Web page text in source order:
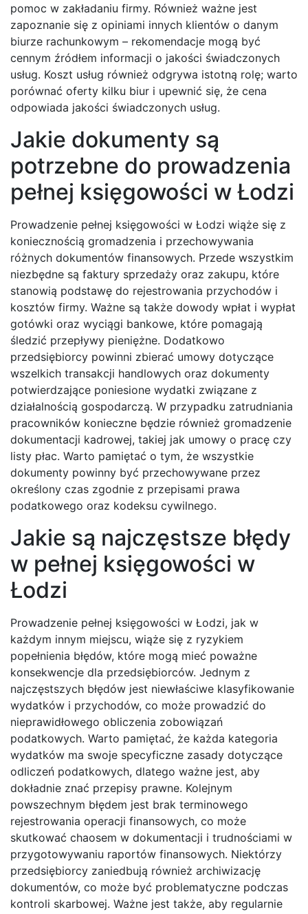
pomoc w zakładaniu firmy. Również ważne jest
zapoznanie się z opiniami innych klientów o danym
biurze rachunkowym – rekomendacje mogą być
cennym źródłem informacji o jakości świadczonych
usług. Koszt usług również odgrywa istotną rolę; warto
porównać oferty kilku biur i upewnić się, że cena
odpowiada jakości świadczonych usług.
Jakie dokumenty są
potrzebne do prowadzenia
pełnej księgowości w Łodzi
Prowadzenie pełnej księgowości w Łodzi wiąże się z
koniecznością gromadzenia i przechowywania
różnych dokumentów finansowych. Przede wszystkim
niezbędne są faktury sprzedaży oraz zakupu, które
stanowią podstawę do rejestrowania przychodów i
kosztów firmy. Ważne są także dowody wpłat i wypłat
gotówki oraz wyciągi bankowe, które pomagają
śledzić przepływy pieniężne. Dodatkowo
przedsiębiorcy powinni zbierać umowy dotyczące
wszelkich transakcji handlowych oraz dokumenty
potwierdzające poniesione wydatki związane z
działalnością gospodarczą. W przypadku zatrudniania
pracowników konieczne będzie również gromadzenie
dokumentacji kadrowej, takiej jak umowy o pracę czy
listy płac. Warto pamiętać o tym, że wszystkie
dokumenty powinny być przechowywane przez
określony czas zgodnie z przepisami prawa
podatkowego oraz kodeksu cywilnego.
Jakie są najczęstsze błędy
w pełnej księgowości w
Łodzi
Prowadzenie pełnej księgowości w Łodzi, jak w
każdym innym miejscu, wiąże się z ryzykiem
popełnienia błędów, które mogą mieć poważne
konsekwencje dla przedsiębiorców. Jednym z
najczęstszych błędów jest niewłaściwe klasyfikowanie
wydatków i przychodów, co może prowadzić do
nieprawidłowego obliczenia zobowiązań
podatkowych. Warto pamiętać, że każda kategoria
wydatków ma swoje specyficzne zasady dotyczące
odliczeń podatkowych, dlatego ważne jest, aby
dokładnie znać przepisy prawne. Kolejnym
powszechnym błędem jest brak terminowego
rejestrowania operacji finansowych, co może
skutkować chaosem w dokumentacji i trudnościami w
przygotowywaniu raportów finansowych. Niektórzy
przedsiębiorcy zaniedbują również archiwizację
dokumentów, co może być problematyczne podczas
kontroli skarbowej. Ważne jest także, aby regularnie